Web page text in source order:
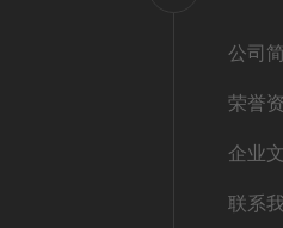
公司
荣誉
企业
联系